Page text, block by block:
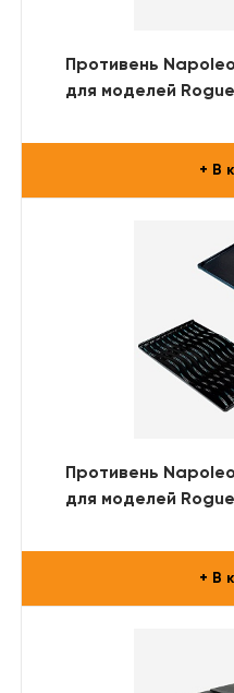
Противень
для моделей
+ В
Противень
для моделей
+ В